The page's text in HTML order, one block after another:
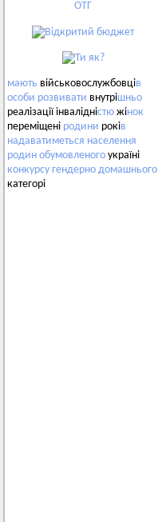
мають військовослужбовців
особи розвивати внутрішньо
реалізації інвалідністю жінок
переміщені родини років
надаватиметься населення
родин обумовленого україні
конкурсу гендерно домашнього
категорі